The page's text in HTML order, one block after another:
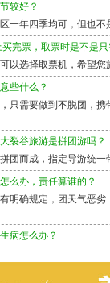
较好？
一年四季均可，但也不
完票，取票时是不是
以选择取票机，希望您
些什么？
只需要做到不脱团，
裂谷旅游是拼团游吗？
团而成，指定导游统一
么办，责任算谁的？
明确规定，团天气恶
病怎么办？